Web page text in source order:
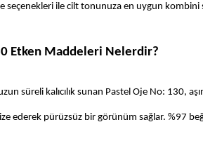
seçenekleri ile cilt tonunuza en uygun kombini
Etken Maddeleri Nelerdir?
süreli kalıcılık sunan Pastel Oje No: 130,
ederek pürüzsüz bir görünüm sağlar. %97